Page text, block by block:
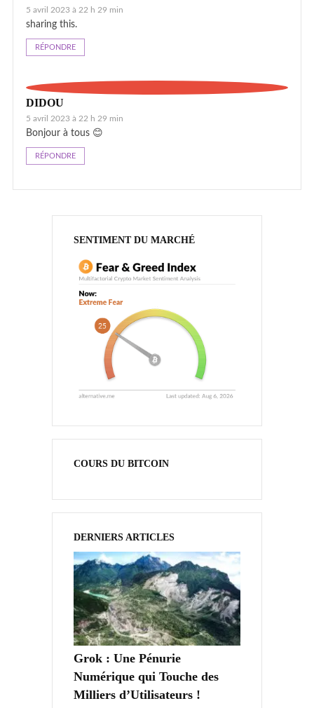
5 avril 2023 à 22 h 29 min
sharing this.
RÉPONDRE
DIDOU
5 avril 2023 à 22 h 29 min
Bonjour à tous 😊
RÉPONDRE
SENTIMENT DU MARCHÉ
COURS DU BITCOIN
DERNIERS ARTICLES
Grok : Une Pénurie
Numérique qui Touche des
Milliers d’Utilisateurs !